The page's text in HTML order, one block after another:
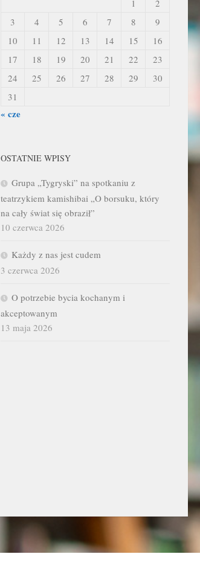
1
2
3
4 5 6 7 8
9
10
11 12 13 14 15
16
17
18 19 20 21 22
23
24
25 26 27 28 29
30
31
« cze
OSTATNIE WPISY
Grupa „Tygryski” na spotkaniu z
teatrzykiem kamishibai „O borsuku, który
na cały świat się obraził”
10 czerwca 2026
Każdy z nas jest cudem
3 czerwca 2026
O potrzebie bycia kochanym i
akceptowanym
13 maja 2026